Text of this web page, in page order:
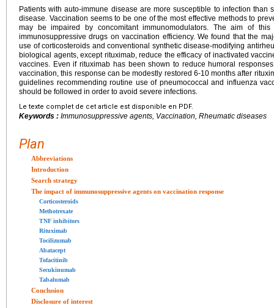
Patients with auto-immune disease are more susceptible to infection than
disease. Vaccination seems to be one of the most effective methods to
may be impaired by concomitant immunomodulators. The aim of
immunosuppressive drugs on vaccination efficiency. We found that the
use of corticosteroids and conventional synthetic disease-modifying
biological agents, except rituximab, reduce the efficacy of inactivated
vaccines. Even if rituximab has been shown to reduce humoral
vaccination, this response can be modestly restored 6-10 months after
guidelines recommending routine use of pneumococcal and influenza
should be followed in order to avoid severe infections.
Le texte complet de cet article est disponible en PDF.
Keywords : Immunosuppressive agents, Vaccination, Rheumatic diseases
Plan
Abbreviations
Introduction
Search strategy
The impact of immunosuppressive agents on vaccination response
Corticosteroids
Methotrexate
TNF inhibitors
Rituximab
Tocilizumab
Abatacept
Tofacitinib
Secukinumab
Tabalumab
Conclusion
Disclosure of interest